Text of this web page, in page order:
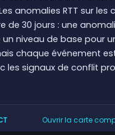
anomalies RTT sur les
de 30 jours : une
niveau de base pour
chaque événement
les signaux de conflit
Ouvrir la carte